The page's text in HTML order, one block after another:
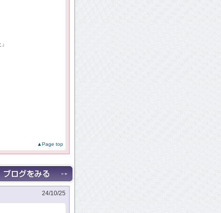
▲Page top
24/10/25